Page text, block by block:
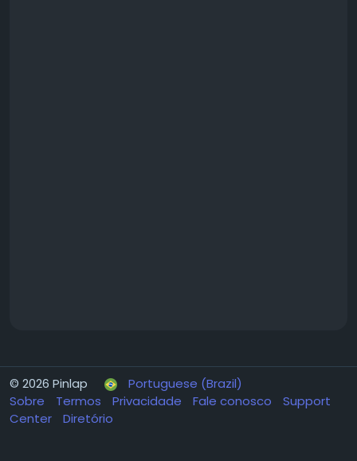
© 2026 Pinlap
Portuguese (Brazil)
Sobre
Termos Privacidade Fale conosco
Support
Center
Diretório